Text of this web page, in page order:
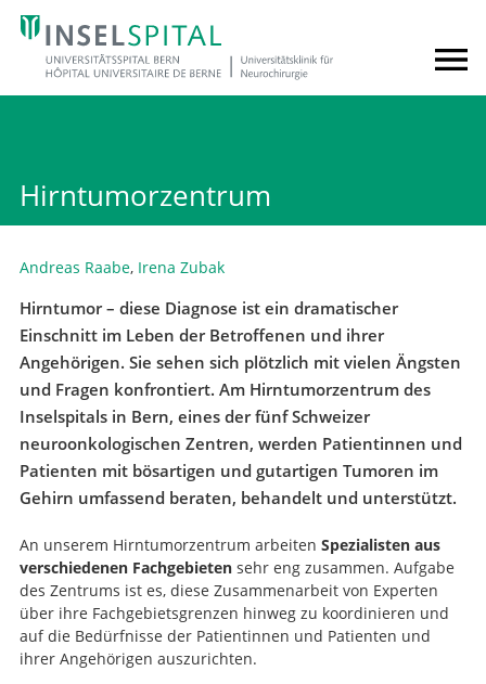
Hirntumorzentrum
Andreas Raabe, Irena Zubak
Hirntumor – diese Diagnose ist ein dramatischer
Einschnitt im Leben der Betroffenen und ihrer
Angehörigen. Sie sehen sich plötzlich mit vielen Ängsten
und Fragen konfrontiert. Am Hirntumorzentrum des
Inselspitals in Bern, eines der fünf Schweizer
neuroonkologischen Zentren, werden Patientinnen und
Patienten mit bösartigen und gutartigen Tumoren im
Gehirn umfassend beraten, behandelt und unterstützt.
An unserem Hirntumorzentrum arbeiten Spezialisten aus
verschiedenen Fachgebietensehr eng zusammen. Aufgabe
des Zentrums ist es, diese Zusammenarbeit von Experten
über ihre Fachgebietsgrenzen hinweg zu koordinieren und
auf die Bedürfnisse der Patientinnen und Patienten und
ihrer Angehörigen auszurichten.